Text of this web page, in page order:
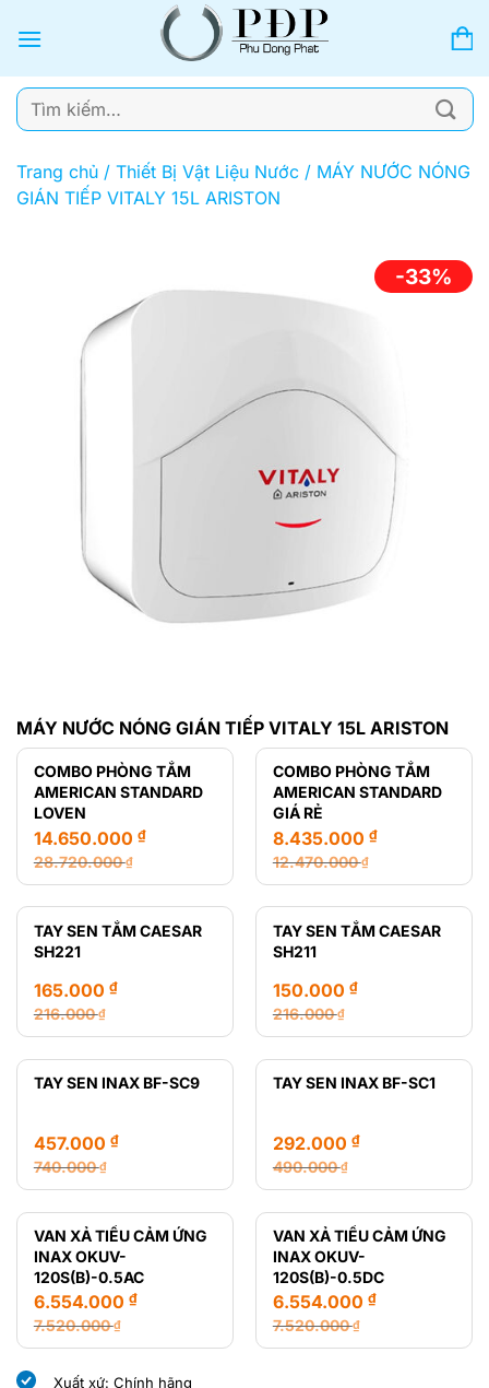
qua
dung
Tìm
kiếm:
Trang chủ / Thiết Bị Vật Liệu Nước / MÁY NƯỚC NÓNG
GIÁN TIẾP VITALY 15L ARISTON
-33%
MÁY NƯỚC NÓNG GIÁN TIẾP VITALY 15L ARISTON
COMBO PHÒNG TẮM
AMERICAN STANDARD
LOVEN
28.720.000₫
Giá
gốc
là:
28.720.000 ₫.
14.650.000 ₫
Giá
hiện
tại
là:
COMBO PHÒNG TẮM
AMERICAN STANDARD
GIÁ RẺ
12.470.000₫
Giá
gốc
là:
12.470.000 ₫.
8.435.000 ₫
Giá
hiện
tại
là:
TAY SEN TẮM CAESAR
SH221
216.000₫
Giá
gốc
là:
165.000 ₫
Giá
hiện
tại
TAY SEN TẮM CAESAR
SH211
216.000₫
Giá
gốc
là:
150.000 ₫
Giá
hiện
tại
TAY SEN INAX BF-SC9
740.000₫
Giá
gốc
là:
740.000 ₫.
457.000 ₫
Giá
hiện
tại
là:
457.000 ₫.
TAY SEN INAX BF-SC1
490.000₫
Giá
gốc
là:
490.000 ₫.
292.000 ₫
Giá
hiện
tại
là:
292.000 ₫.
VAN XẢ TIỂU CẢM ỨNG
INAX OKUV-
120S(B)-0.5AC
7.520.000₫
Giá
gốc
6.554.000 ₫
Giá
hiện
VAN XẢ TIỂU CẢM ỨNG
INAX OKUV-
120S(B)-0.5DC
7.520.000₫
Giá
6.554.000 ₫
Giá
Xuất xứ: Chính hãng